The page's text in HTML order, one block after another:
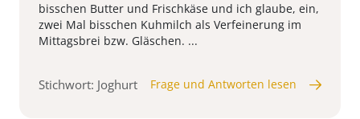
bisschen Butter und Frischkäse und ich glaube, ein,
zwei Mal bisschen Kuhmilch als Verfeinerung im
Mittagsbrei bzw. Gläschen. ...
Stichwort: Joghurt Frage und Antworten lesen